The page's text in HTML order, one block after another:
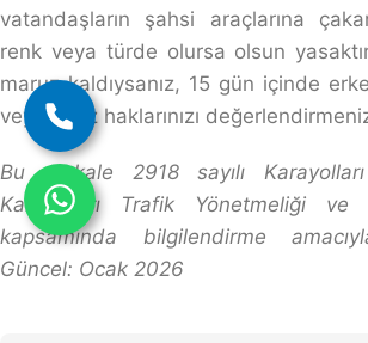
vatandaşların şahsi araçlarına
renk veya türde olursa olsun
maruz kaldıysanız, 15 gün içinde
veya itiraz haklarınızı
Bu makale 2918 sayılı
Karayolları Trafik Yönetmeliği ve
kapsamında bilgilendirme
Güncel: Ocak 2026